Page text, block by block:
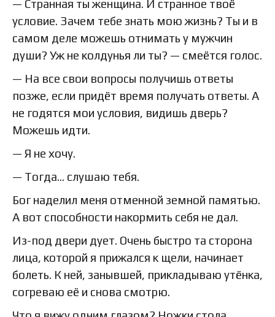
— Странная ты женщина. И странное твоё
условие. Зачем тебе знать мою жизнь? Ты и в
самом деле можешь отнимать у мужчин
души? Уж не колдунья ли ты? — смеётся голос.
— На все свои вопросы получишь ответы
позже, если придёт время получать ответы. А
не годятся мои условия, видишь дверь?
Можешь идти.
— Я не хочу.
— Тогда… слушаю тебя.
Бог наделил меня отменной земной памятью.
А вот способности накормить себя не дал.
Из-под двери дует. Очень быстро та сторона
лица, которой я прижался к щели, начинает
болеть. К ней, занывшей, прикладываю утёнка,
согреваю её и снова смотрю.